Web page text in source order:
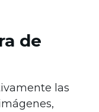
de
las